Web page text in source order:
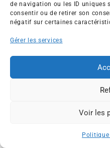
de navigation ou les ID uniques
consentir ou de retirer son
négatif sur certaines
Gérer les services
Voir les
entreprises françaises et
de l’économie, afin de
aux enjeux d’une transition
Travaux & Publications
Presse